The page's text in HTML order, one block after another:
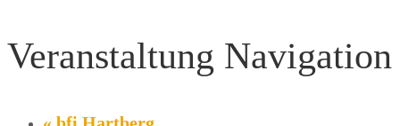
Veranstaltung Navigation